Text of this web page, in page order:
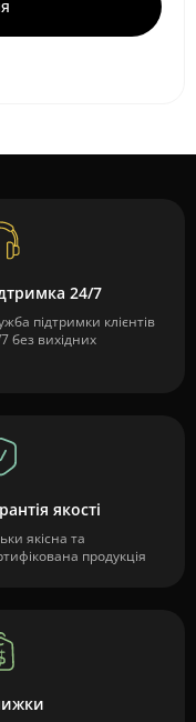
24/7
підтримки клієнтів
без вихідних
якості
якісна та
продукція